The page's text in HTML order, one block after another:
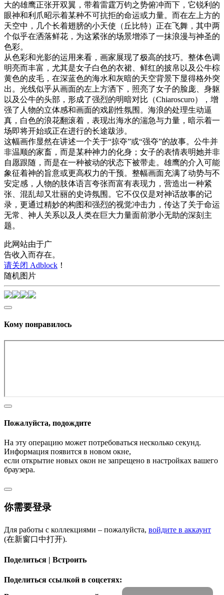
大的雄鹰正张开双翼，带着雷霆万钧之势俯冲而下，它锐利的
眼神和利爪昭示着某种不可抗拒的命运或力量。而在左上方的
天空中，几个长着翅膀的小天使（丘比特）正在飞舞，其中两
个似乎在洒落鲜花，为这紧张的场景增添了一抹浪漫与神圣的
色彩。
从色彩和光影的运用来看，画家展现了极高的技巧。整体色调
明亮而丰富，尤其是女子白色的衣裙、鲜红的披帛以及公牛棕
黄色的皮毛，在深蓝色的海水和灰暗的天空背景下显得格外突
出。光线似乎从画面的左上方洒下，照亮了女子的脸庞、身躯
以及公牛的头部，形成了强烈的明暗对比（Chiaroscuro），增
强了人物的立体感和画面的戏剧性氛围。海浪的处理生动逼
真，白色的浪花翻滚着，表现出海水的湍急与力量，暗示着一
场即将开始或正在进行的长途跋涉。
这幅画作显然在讲述一个关于“掠夺”或“强夺”的故事。公牛并
非温顺的家畜，而是某种神力的化身；女子的表情表明她并非
自愿跟随，而是在一种被动的状态下被带走。雄鹰的介入可能
象征着神的旨意或更高权力的干预。整幅画面充满了动势与不
安定感，人物的肢体语言夸张而富有表现力，营造出一种紧
张、混乱却又壮丽的史诗氛围。它不仅仅是对神话故事的记
录，更通过精妙的构图和强烈的视觉冲击力，传达了关于命运
无常、神人关系以及人类在巨大力量面前渺小无助的深刻主
题。
此网站由于广
告收入而存在。
请关闭 Adblock ！
随机图片
Кому понравилось
Пожалуйста, подождите
На эту операцию может потребоваться несколько секунд.
Информация появится в новом окне,
если открытие новых окон не запрещено в настройках вашего
браузера.
你需要登录
Для работы с коллекциями – пожалуйста, войдите в аккаунт
(在新窗口中打开).
Поделиться | Встроить
Поделиться ссылкой в соцсетях: